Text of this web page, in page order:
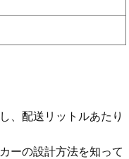
、配送リットルあたり
ーの設計方法を知って